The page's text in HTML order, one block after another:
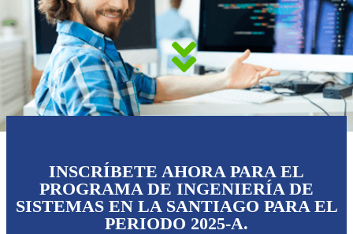
INSCRÍBETE AHORA PARA EL
PROGRAMA DE INGENIERÍA DE
SISTEMAS EN LA SANTIAGO PARA EL
PERIODO 2025-A.